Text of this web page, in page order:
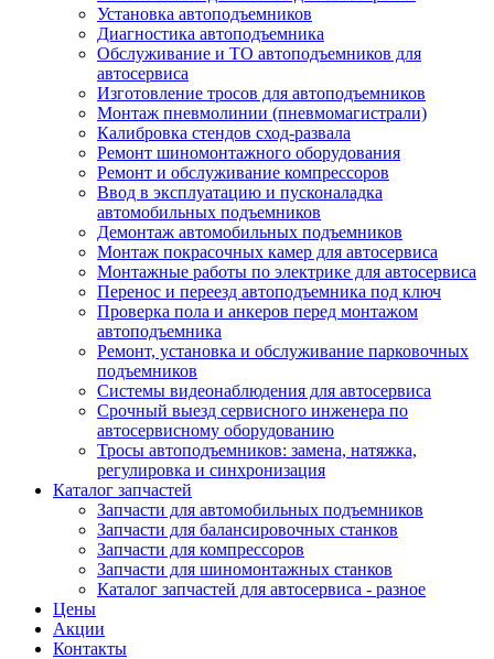
Установка автоподъемников
Диагностика автоподъемника
Обслуживание и ТО автоподъемников для
автосервиса
Изготовление тросов для автоподъемников
Монтаж пневмолинии (пневмомагистрали)
Калибровка стендов сход-развала
Ремонт шиномонтажного оборудования
Ремонт и обслуживание компрессоров
Ввод в эксплуатацию и пусконаладка
автомобильных подъемников
Демонтаж автомобильных подъемников
Монтаж покрасочных камер для автосервиса
Монтажные работы по электрике для автосервиса
Перенос и переезд автоподъемника под ключ
Проверка пола и анкеров перед монтажом
автоподъемника
Ремонт, установка и обслуживание парковочных
подъемников
Системы видеонаблюдения для автосервиса
Срочный выезд сервисного инженера по
автосервисному оборудованию
Тросы автоподъемников: замена, натяжка,
регулировка и синхронизация
Каталог запчастей
Запчасти для автомобильных подъемников
Запчасти для балансировочных станков
Запчасти для компрессоров
Запчасти для шиномонтажных станков
Каталог запчастей для автосервиса - разное
Цены
Акции
Контакты